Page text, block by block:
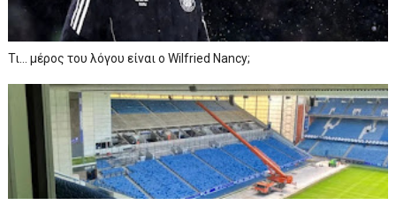
Τι… μέρος του λόγου είναι ο Wilfried Nancy;